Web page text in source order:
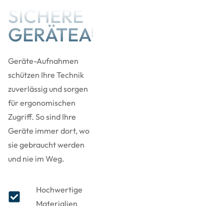
SICHERE
GERÄTEAUFNAHMEN
Geräte-Aufnahmen
schützen Ihre Technik
zuverlässig und sorgen
für ergonomischen
Zugriff. So sind Ihre
Geräte immer dort, wo
sie gebraucht werden
und nie im Weg.
Hochwertige
Materialien